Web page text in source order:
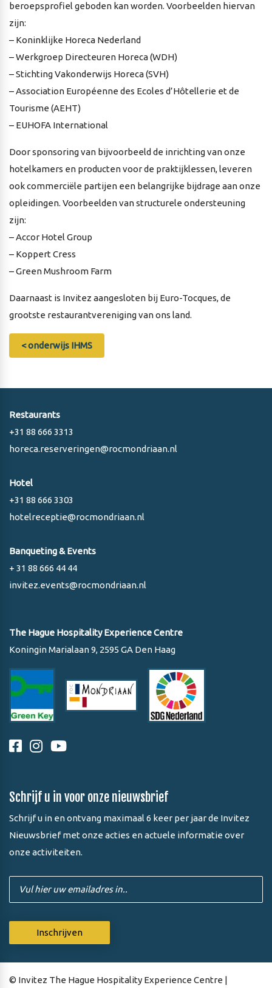
beroepsprofiel geboden kan worden. Voorbeelden hiervan
zijn:
– Koninklijke Horeca Nederland
– Werkgroep Directeuren Horeca (WDH)
– Stichting Vakonderwijs Horeca (SVH)
– Association Européenne des Ecoles d’Hôtellerie et de
Tourisme (AEHT)
– EUHOFA International
Door sponsoring van bijvoorbeeld de inrichting van onze
hotelkamers en producten voor de praktijklessen, leveren
ook commerciële partijen een belangrijke bijdrage aan onze
opleidingen. Voorbeelden van structurele ondersteuning
zijn:
– Accor Hotel Group
– Koppert Cress
– Green Mushroom Farm
Daarnaast is Invitez aangesloten bij Euro-Tocques, de
grootste restaurantvereniging van ons land.
< onderwijs IHMS
Restaurants
+31 88 666 3313
horeca.reserveringen@rocmondriaan.nl
Hotel
+31 88 666 3303
hotelreceptie@rocmondriaan.nl
Banqueting & Events
+ 31 88 666 44 44
invitez.events@rocmondriaan.nl
The Hague Hospitality Experience Centre
Koningin Marialaan 9, 2595 GA Den Haag
Schrijf u in voor onze nieuwsbrief
Schrijf u in en ontvang maximaal 6 keer per jaar de Invitez
Nieuwsbrief met onze acties en actuele informatie over
onze activiteiten.
© Invitez The Hague Hospitality Experience Centre |